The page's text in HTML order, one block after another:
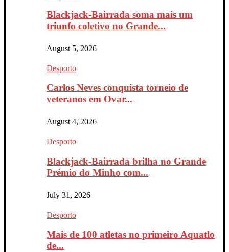
Blackjack-Bairrada soma mais um
triunfo coletivo no Grande...
August 5, 2026
Desporto
Carlos Neves conquista torneio de
veteranos em Ovar...
August 4, 2026
Desporto
Blackjack-Bairrada brilha no Grande
Prémio do Minho com...
July 31, 2026
Desporto
Mais de 100 atletas no primeiro Aquatlo
de...